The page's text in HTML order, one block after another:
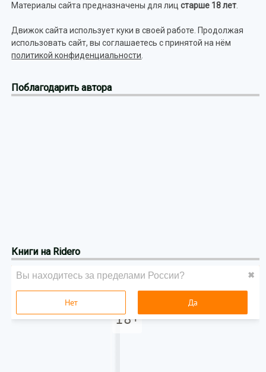
Материалы сайта предназначены для лицстарше 18 лет
Движок сайта использует куки в своей работе. Продолжая
использовать сайт, вы соглашаетесь с принятой на нём
политикой конфиденциальности
Поблагодарить автора
Книги на Ridero